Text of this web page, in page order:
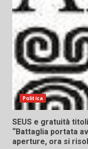
Politica
SEUS e gratuità
“Battaglia portata
aperture, ora si